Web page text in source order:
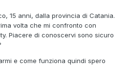
15 anni, dalla provincia di Catania.
volta che mi confronto con
Piacere di conoscervi sono sicuro
e come funziona quindi spero